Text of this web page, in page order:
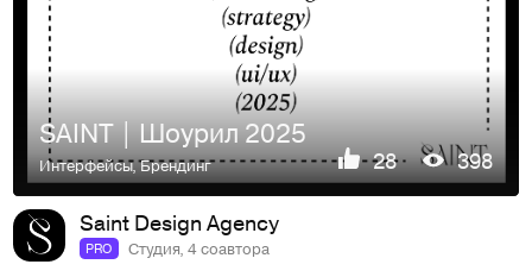
SAINT | Шоурил 2025
Интерфейсы,Брендинг 28 398
Saint Design Agency
PRO Студия, 4 соавтора